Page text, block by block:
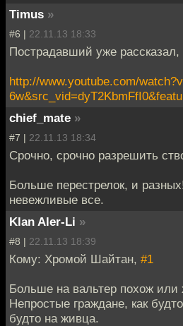
Timus »
#6 | 22.11.13 18:33
Пострадавший уже
http://www.youtube.com/
chief_mate »
#7 | 22.11.13 18:34
Срочно, срочно разрешить
Больше перестрелок, и
невежливые все.
Klan Aler-Li »
#8 | 22.11.13 18:39
Кому: Хромой Шайтан, #1
Больше на вальтер похож или
Непростые граждане, как
будто на живца.